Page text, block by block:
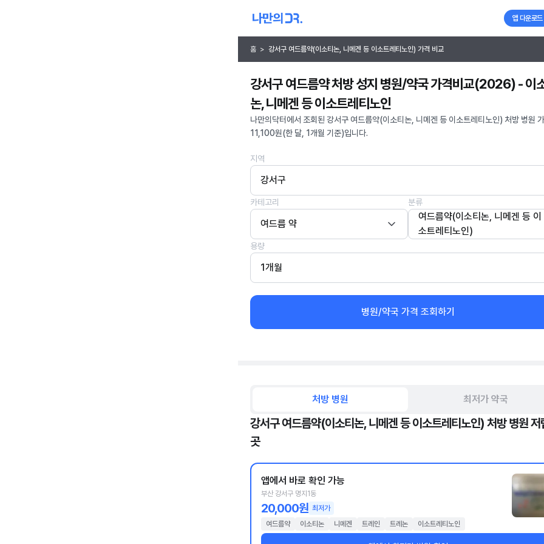
앱 다운로드
홈 > 강서구 여드름약(이소티논, 니메겐 등 이소트레티노인) 가격 비교
강서구 여드름약 처방 성지 병원/약국 가격비교(2026) - 이
논, 니메겐 등 이소트레티노인
나만의닥터에서 조회된 강서구 여드름약(이소티논, 니메겐 등 이소트레티노인) 처방 병원
11,100원(한 달, 1개월 기준)입니다.
지역
강서구
카테고리
여드름 약
분류
여드름약(이소티논, 니메겐 등 이
소트레티노인)
용량
1개월
병원/약국 가격 조회하기
처방 병원 최저가 약국
강서구 여드름약(이소티논, 니메겐 등 이소트레티노인) 처방 병원 저
곳
앱에서 바로 확인 가능
부산 강서구 명지1동
20,000원 최저가
여드름약
이소티논 니메겐 트레인 트레논 이소트레티노인